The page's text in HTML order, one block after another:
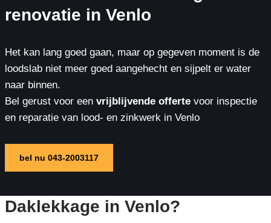
renovatie in Venlo
Het kan lang goed gaan, maar op gegeven moment is de
loodslab niet meer goed aangehecht en sijpelt er water
naar binnen.
Bel gerust voor eenvrijblijvende offertevoor inspectie
en reparatie van lood- en zinkwerk in Venlo
bel nu 043-2003117
Daklekkage in Venlo?